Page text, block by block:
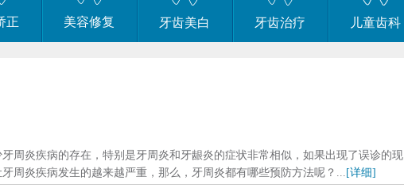
正 美容修复 牙齿美白 牙齿治疗 儿童齿科
周炎疾病的存在，特别是牙周炎和牙龈炎的症状非常相似，如果出现了误诊的现
周炎疾病发生的越来越严重，那么，牙周炎都有哪些预防方法呢？... [详细]